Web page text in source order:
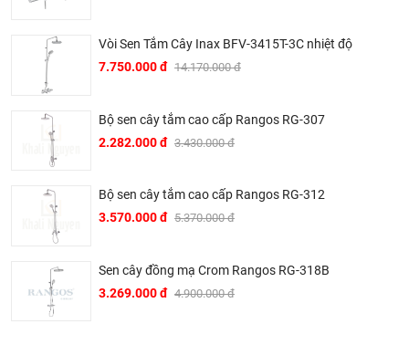
Khảo sát công trình, để hỗ trợ khách hàng chọn sản
phẩm đúng và phù hợp cũng như đưa ra các lời
Vòi Sen Tắm Cây Inax BFV-3415T-3C nhiệt độ
7.750.000 đ 14.170.000 đ
Bộ sen cây tắm cao cấp Rangos RG-307
2.282.000 đ 3.430.000 đ
Bộ sen cây tắm cao cấp Rangos RG-312
3.570.000 đ 5.370.000 đ
Sen cây đồng mạ Crom Rangos RG-318B
3.269.000 đ 4.900.000 đ